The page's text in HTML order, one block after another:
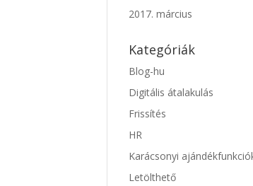
2017. március
Kategóriák
Blog-hu
Digitális átalakulás
Frissítés
HR
Karácsonyi
Letölthető